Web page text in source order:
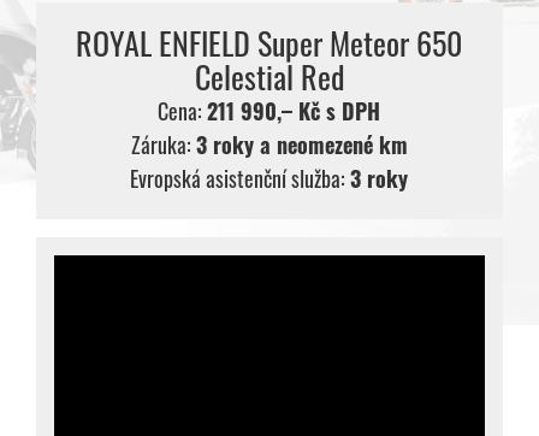
ROYAL ENFIELD Super Meteor 650
Celestial Red
Cena:211 990,– Kč s DPH
Záruka:3 roky a neomezené km
Evropská asistenční služba:3 roky